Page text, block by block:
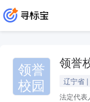
领誉
校园
领誉
辽宁省
法定代表